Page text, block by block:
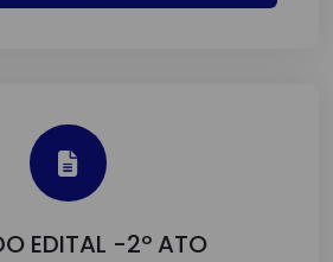
EDITAL -2º ATO